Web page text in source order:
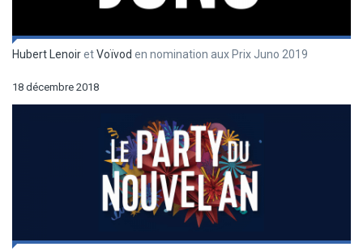
Hubert LenoiretVoïvod en nomination aux Prix Juno 2019
18 décembre 2018